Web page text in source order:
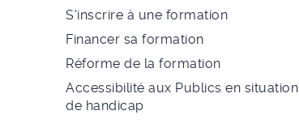
S'inscrire à une formation
Financer sa formation
Réforme de la formation
Accessibilité aux Publics en situation
de handicap